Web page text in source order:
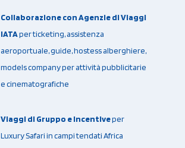
Collaborazione con Agenzie di Viaggi
IATAper ticketing, assistenza
aeroportuale, guide, hostess alberghiere,
models company per attività pubblicitarie
e cinematografiche
Viaggi di Gruppo e Incentiveper
Luxury Safari in campi tendati Africa